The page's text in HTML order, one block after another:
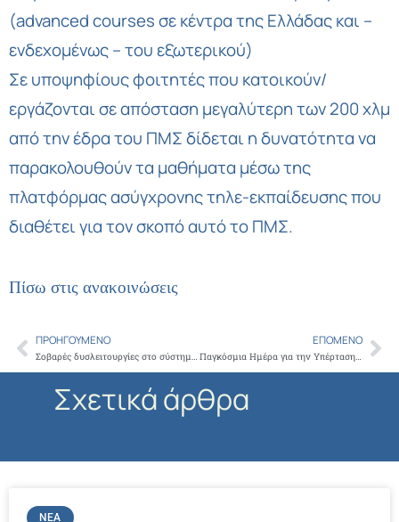
(advanced courses σε κέντρα της Ελλάδας και –
ενδεχομένως – του εξωτερικού)
Σε υποψηφίους φοιτητές που κατοικούν/
εργάζονται σε απόσταση μεγαλύτερη των 200 χλμ
από την έδρα του ΠΜΣ δίδεται η δυνατότητα να
παρακολουθούν τα μαθήματα μέσω της
πλατφόρμας ασύγχρονης τηλε-εκπαίδευσης που
διαθέτει για τον σκοπό αυτό το ΠΜΣ.
Πίσω στις ανακοινώσεις
Prev
ΠΡΟΗΓΟΎΜΕΝΟ
Σοβαρές δυσλειτουργίες στο σύστημα ηλεκτρονικής συνταγογράφησης, αναφορικά με τα αναλώσιμα υλικά
ΕΠΌΜΕΝΟ
Παγκόσμια Ημέρα για την Υπέρταση 17 Μαΐου 2017, (World Hypertension Day) με θέμα: «Γνωρίζετε εάν έχετε Υπέρταση; Μετρήστε την πίεσή σας» (Know Your Blood Pressure)
Σχετικά άρθρα
ΝΈΑ